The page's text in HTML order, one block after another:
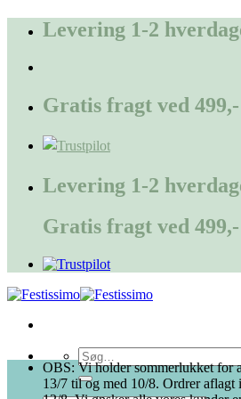
FortsætLevering 1-2
Gratis fragt ved 499,-
Levering 1-2
Gratis fragt ved 499,-
Søg
efter:
OBS: Vi holder sommerlukket for
13/7 til og med 10/8. Ordrer aflagt